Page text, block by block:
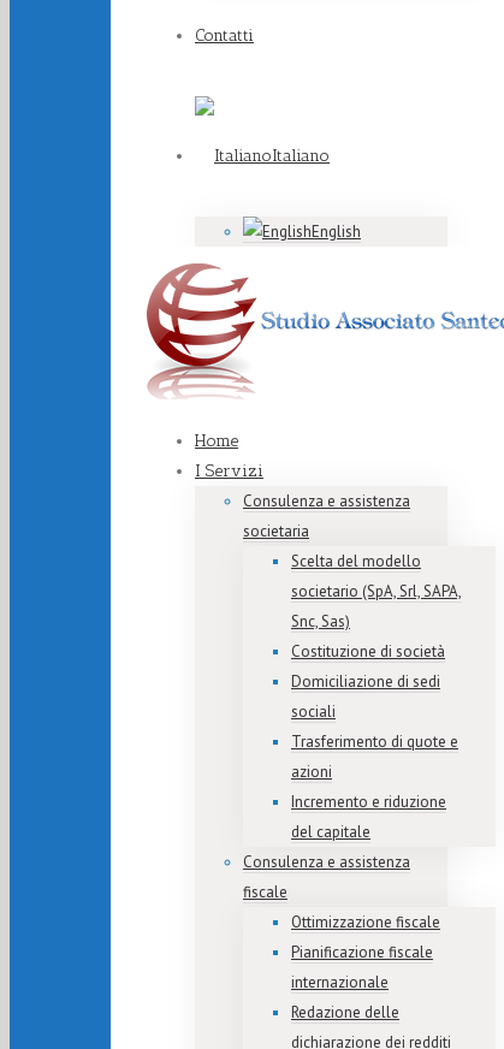
Contatti
Italiano
English
Home
I Servizi
Consulenza e assistenza
societaria
Scelta del modello
societario (SpA, Srl, SAPA,
Snc, Sas)
Costituzione di società
Domiciliazione di sedi
sociali
Trasferimento di quote e
azioni
Incremento e riduzione
del capitale
Consulenza e assistenza
fiscale
Ottimizzazione fiscale
Pianificazione fiscale
internazionale
Redazione delle
dichiarazione dei redditi